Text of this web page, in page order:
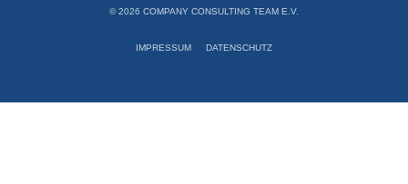
© 2026 COMPANY CONSULTING TEAM E.V.
IMPRESSUM DATENSCHUTZ